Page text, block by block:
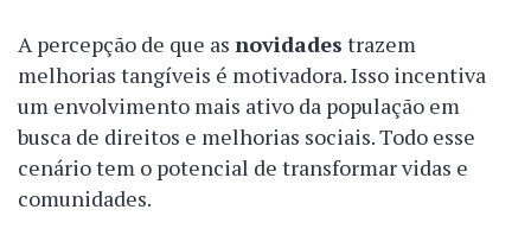
A percepção de que as novidades trazem
melhorias tangíveis é motivadora. Isso incentiva
um envolvimento mais ativo da população em
busca de direitos e melhorias sociais. Todo esse
cenário tem o potencial de transformar vidas e
comunidades.